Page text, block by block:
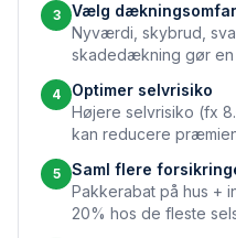
3
Vælg
Nyværdi, skybrud,
skadedækning gør
4
Optimer selvrisiko
Højere selvrisiko (fx
kan reducere
5
Saml flere
Pakkerabat på hus +
20% hos de fleste